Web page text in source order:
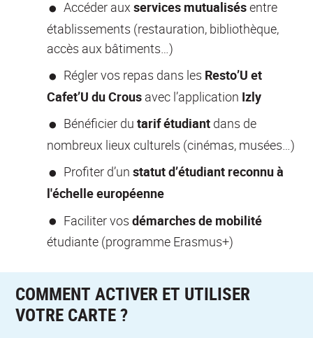
Accéder auxservices mutualisésentre
établissements (restauration, bibliothèque,
accès aux bâtiments…)
Régler vos repas dans les Resto’U et
Cafet’U du Crous avec l’application Izly
Bénéficier dutarif étudiant dans de
nombreux lieux culturels (cinémas, musées…)
Profiter d’unstatut d’étudiant reconnu à
l'échelle européenne
Faciliter vos démarches de mobilité
étudiante (programme Erasmus+)
COMMENT ACTIVER ET UTILISER
VOTRE CARTE ?